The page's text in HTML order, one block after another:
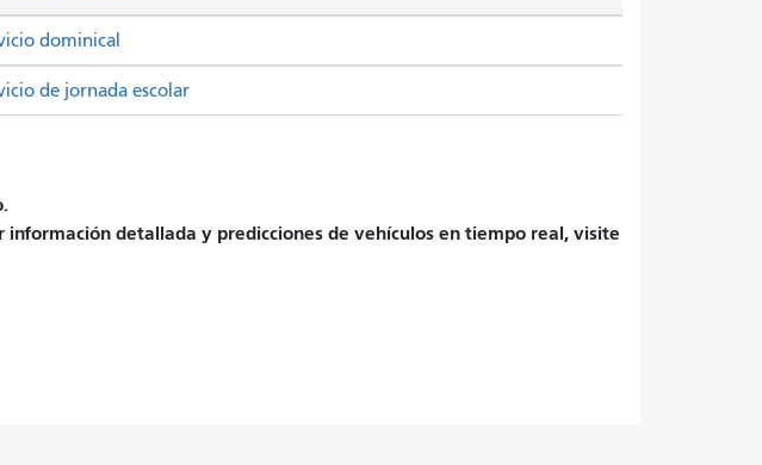
dominical
de jornada escolar
detallada y predicciones de vehículos en tiempo real, visite